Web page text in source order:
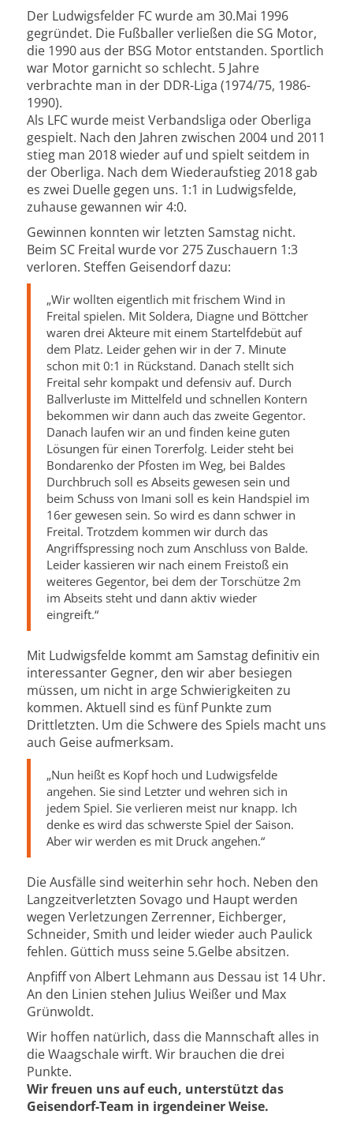
Der Ludwigsfelder FC wurde am 30.Mai 1996
gegründet. Die Fußballer verließen die SG Motor,
die 1990 aus der BSG Motor entstanden. Sportlich
war Motor garnicht so schlecht. 5 Jahre
verbrachte man in der DDR-Liga (1974/75, 1986-
1990).
Als LFC wurde meist Verbandsliga oder Oberliga
gespielt. Nach den Jahren zwischen 2004 und 2011
stieg man 2018 wieder auf und spielt seitdem in
der Oberliga. Nach dem Wiederaufstieg 2018 gab
es zwei Duelle gegen uns. 1:1 in Ludwigsfelde,
zuhause gewannen wir 4:0.
Gewinnen konnten wir letzten Samstag nicht.
Beim SC Freital wurde vor 275 Zuschauern 1:3
verloren. Steffen Geisendorf dazu:
„Wir wollten eigentlich mit frischem Wind in
Freital spielen. Mit Soldera, Diagne und Böttcher
waren drei Akteure mit einem Startelfdebüt auf
dem Platz. Leider gehen wir in der 7. Minute
schon mit 0:1 in Rückstand. Danach stellt sich
Freital sehr kompakt und defensiv auf. Durch
Ballverluste im Mittelfeld und schnellen Kontern
bekommen wir dann auch das zweite Gegentor.
Danach laufen wir an und finden keine guten
Lösungen für einen Torerfolg. Leider steht bei
Bondarenko der Pfosten im Weg, bei Baldes
Durchbruch soll es Abseits gewesen sein und
beim Schuss von Imani soll es kein Handspiel im
16er gewesen sein. So wird es dann schwer in
Freital. Trotzdem kommen wir durch das
Angriffspressing noch zum Anschluss von Balde.
Leider kassieren wir nach einem Freistoß ein
weiteres Gegentor, bei dem der Torschütze 2m
im Abseits steht und dann aktiv wieder
eingreift.“
Mit Ludwigsfelde kommt am Samstag definitiv ein
interessanter Gegner, den wir aber besiegen
müssen, um nicht in arge Schwierigkeiten zu
kommen. Aktuell sind es fünf Punkte zum
Drittletzten. Um die Schwere des Spiels macht uns
auch Geise aufmerksam.
„Nun heißt es Kopf hoch und Ludwigsfelde
angehen. Sie sind Letzter und wehren sich in
jedem Spiel. Sie verlieren meist nur knapp. Ich
denke es wird das schwerste Spiel der Saison.
Aber wir werden es mit Druck angehen.“
Die Ausfälle sind weiterhin sehr hoch. Neben den
Langzeitverletzten Sovago und Haupt werden
wegen Verletzungen Zerrenner, Eichberger,
Schneider, Smith und leider wieder auch Paulick
fehlen. Güttich muss seine 5.Gelbe absitzen.
Anpfiff von Albert Lehmann aus Dessau ist 14 Uhr.
An den Linien stehen Julius Weißer und Max
Grünwoldt.
Wir hoffen natürlich, dass die Mannschaft alles in
die Waagschale wirft. Wir brauchen die drei
Punkte.
Wir freuen uns auf euch, unterstützt das
Geisendorf-Team in irgendeiner Weise.